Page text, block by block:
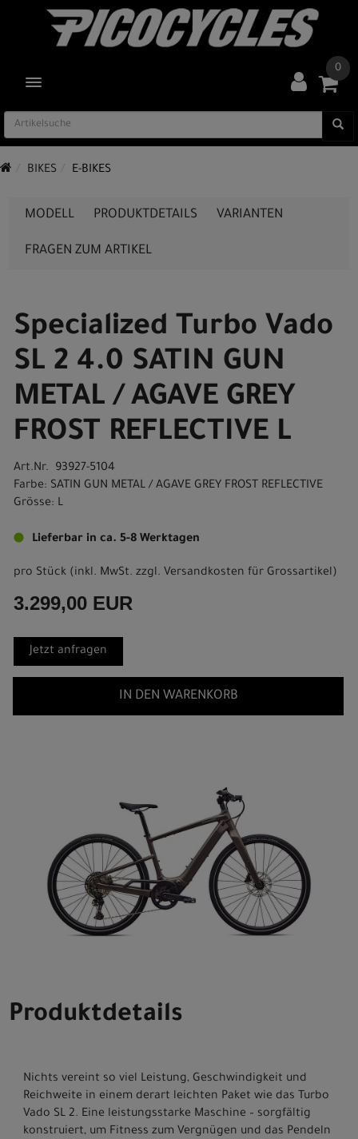
TOGGLE NAVIGATION
0
BIKES E-BIKES
MODELL PRODUKTDETAILS VARIANTEN
FRAGEN ZUM ARTIKEL
Specialized Turbo Vado
SL 2 4.0 SATIN GUN
METAL / AGAVE GREY
FROST REFLECTIVE L
Art.Nr. 93927-5104
Farbe: SATIN GUN METAL / AGAVE GREY FROST REFLECTIVE
Grösse: L
Lieferbar in ca. 5-8 Werktagen
pro Stück (inkl. MwSt. zzgl. Versandkosten für Grossartikel)
3.299,00 EUR
Jetzt anfragen
IN DEN WARENKORB
Produktdetails
Nichts vereint so viel Leistung, Geschwindigkeit und
Reichweite in einem derart leichten Paket wie das Turbo
Vado SL 2. Eine leistungsstarke Maschine – sorgfältig
konstruiert, um Fitness zum Vergnügen und das Pendeln